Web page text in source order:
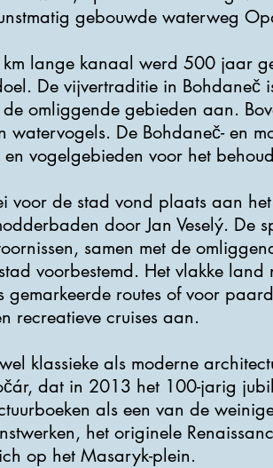
gebouwde waterweg
lange kanaal werd 500 jaar
De vijvertraditie in Bohdaneč
omliggende gebieden aan.
watervogels. De Bohdaneč- en
en vogelgebieden voor het
voor de stad vond plaats aan
door Jan Veselý. De
samen met de
voorbestemd. Het vlakke
gemarkeerde routes of voor
recreatieve cruises aan.
klassieke als moderne
dat in 2013 het 100-jarig
als een van de
het originele
op het Masaryk-plein.